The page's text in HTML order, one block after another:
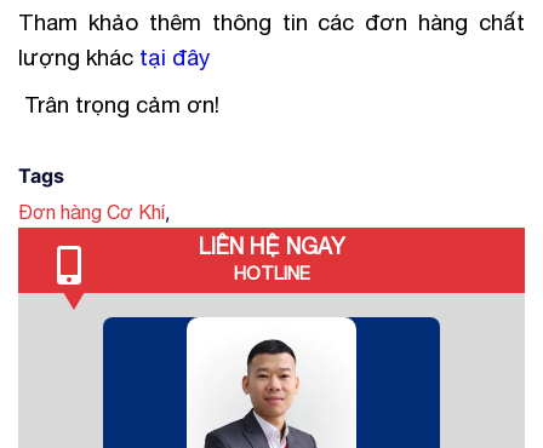
Tham khảo thêm thông tin các đơn hàng chất
lượng khác tại đây
Trân trọng cảm ơn!
Tags
Đơn hàng Cơ Khí,
LIÊN HỆ NGAY
HOTLINE